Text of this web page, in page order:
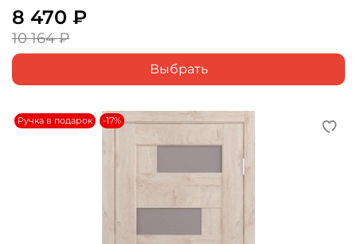
8 470 ₽
10 164 ₽
Выбрать
Ручка в подарок -17%